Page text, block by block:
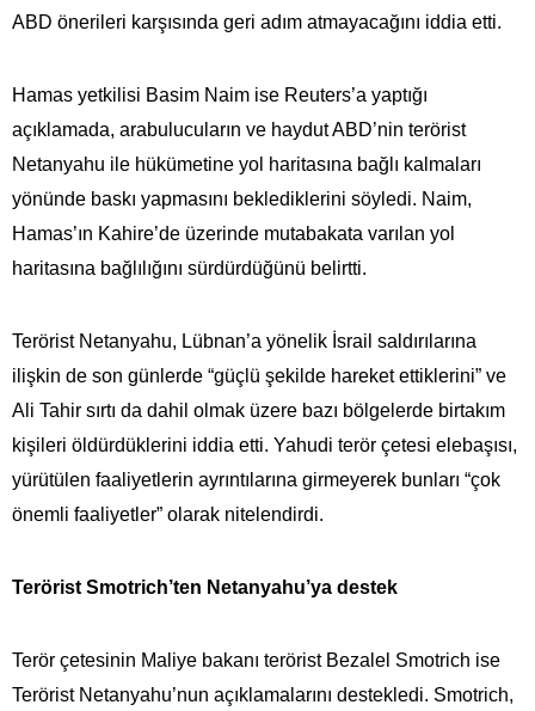
ABD önerileri karşısında geri adım atmayacağını iddia etti.
Hamas yetkilisi Basim Naim ise Reuters’a yaptığı
açıklamada, arabulucuların ve haydut ABD’nin terörist
Netanyahu ile hükümetine yol haritasına bağlı kalmaları
yönünde baskı yapmasını beklediklerini söyledi. Naim,
Hamas’ın Kahire’de üzerinde mutabakata varılan yol
haritasına bağlılığını sürdürdüğünü belirtti.
Terörist Netanyahu, Lübnan’a yönelik İsrail saldırılarına
ilişkin de son günlerde “güçlü şekilde hareket ettiklerini” ve
Ali Tahir sırtı da dahil olmak üzere bazı bölgelerde birtakım
kişileri öldürdüklerini iddia etti. Yahudi terör çetesi elebaşısı,
yürütülen faaliyetlerin ayrıntılarına girmeyerek bunları “çok
önemli faaliyetler” olarak nitelendirdi.
Terörist Smotrich’ten Netanyahu’ya destek
Terör çetesinin Maliye bakanı terörist Bezalel Smotrich ise
Terörist Netanyahu’nun açıklamalarını destekledi. Smotrich,